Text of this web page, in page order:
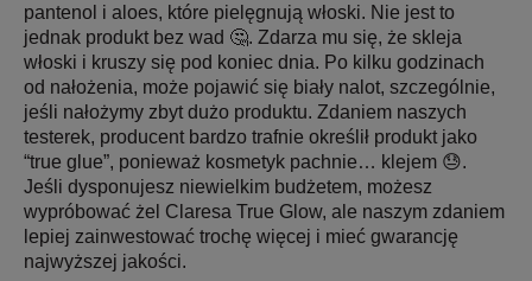
pantenol i aloes, które pielęgnują włoski. Nie jest to
jednak produkt bez wad 🤔. Zdarza mu się, że skleja
włoski i kruszy się pod koniec dnia. Po kilku godzinach
od nałożenia, może pojawić się biały nalot, szczególnie,
jeśli nałożymy zbyt dużo produktu. Zdaniem naszych
testerek, producent bardzo trafnie określił produkt jako
“true glue”, ponieważ kosmetyk pachnie… klejem 😓.
Jeśli dysponujesz niewielkim budżetem, możesz
wypróbować żel Claresa True Glow, ale naszym zdaniem
lepiej zainwestować trochę więcej i mieć gwarancję
najwyższej jakości.